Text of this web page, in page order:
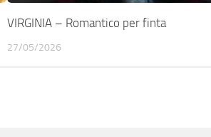
VIRGINIA – Romantico per finta
27/05/2026